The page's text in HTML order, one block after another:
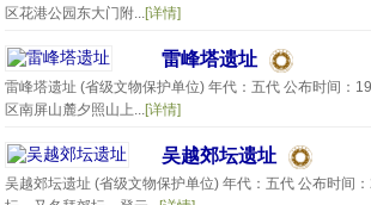
区花港公园东大门附...[详情]
雷峰塔遗址
雷峰塔遗址 (省级文物保护单位) 年代：五代 公布时间：
区南屏山麓夕照山上...[详情]
吴越郊坛遗址
吴越郊坛遗址 (省级文物保护单位) 年代：五代 公布时间